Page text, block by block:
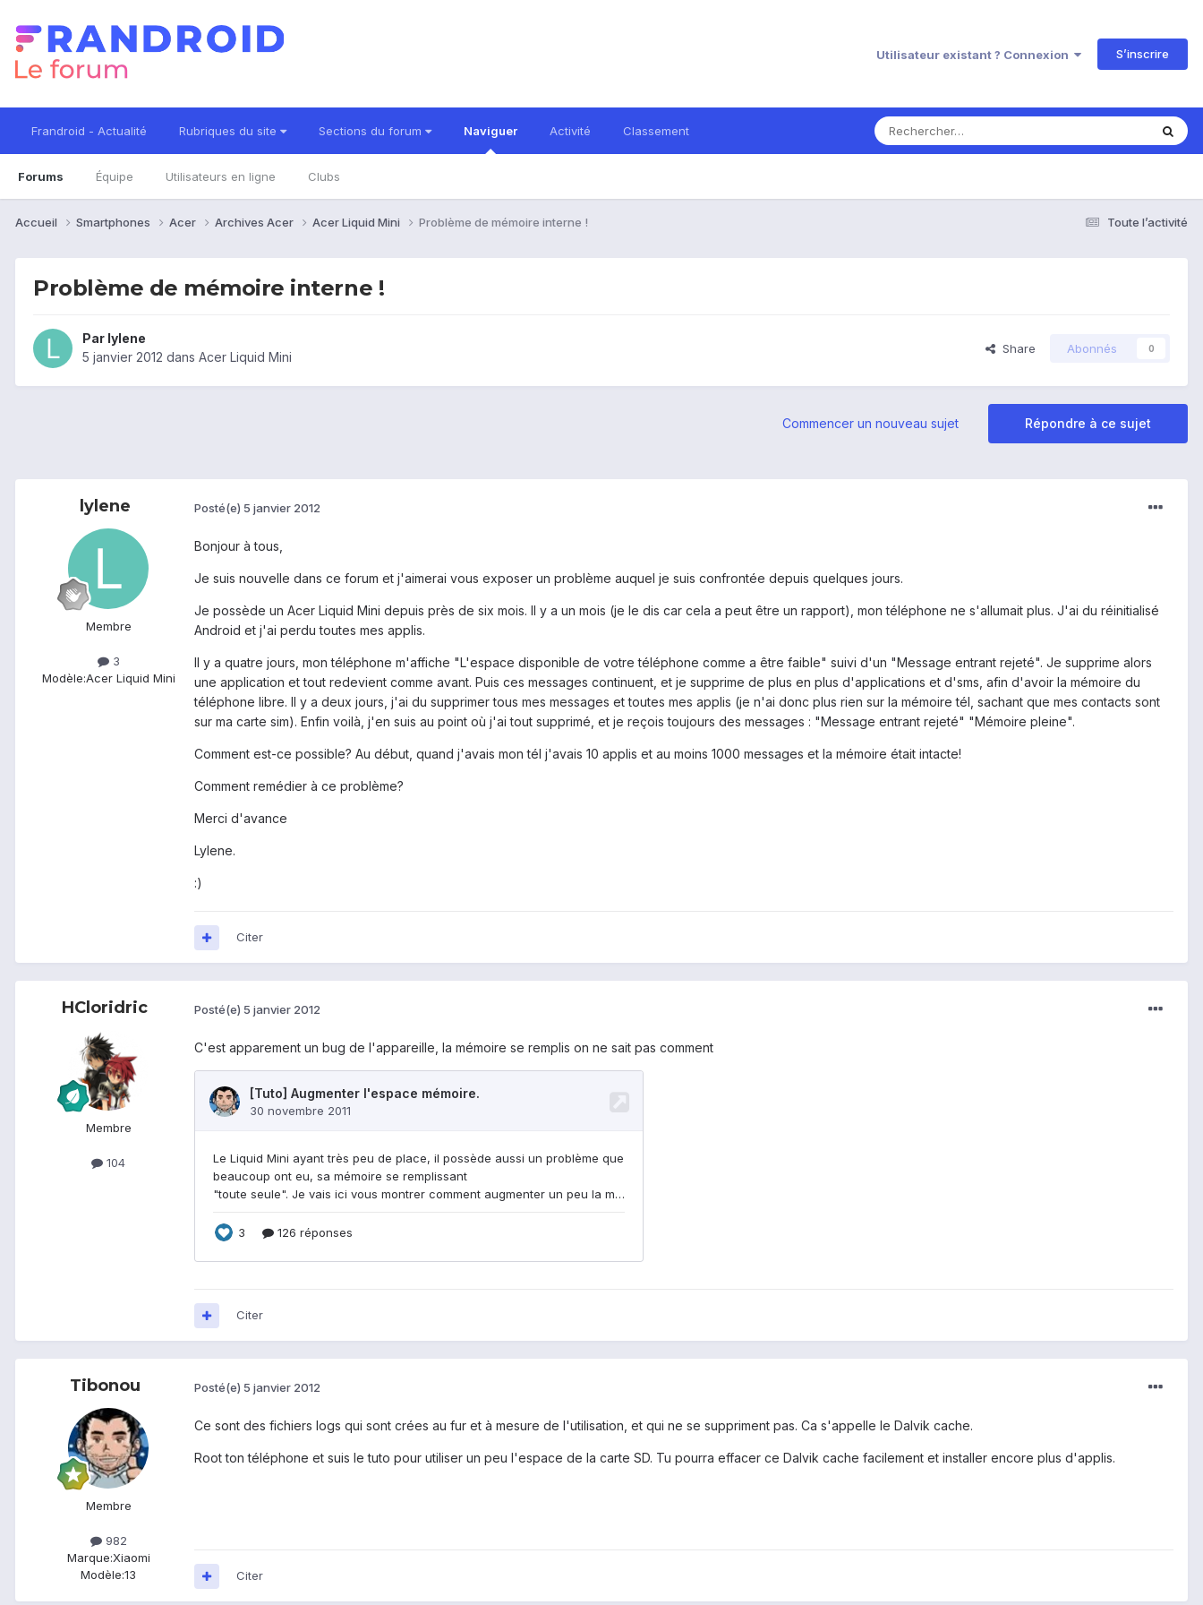
Utilisateur existant ? Connexion S’inscrire
Frandroid - Actualité Rubriques du site Sections du forum Naviguer
Forums Équipe Utilisateurs en ligne Clubs
Activité Classement
Toute l’activité
Accueil Smartphones Acer Archives Acer Acer Liquid Mini Problème de mémoire interne !
Problème de mémoire interne !
Par lylene
5 janvier 2012 dans Acer Liquid Mini
Share Abonnés 0
Répondre à ce sujet
Commencer un nouveau sujet
lylene
Membre
3
Modèle:Acer Liquid Mini
Posté(e) 5 janvier 2012
Bonjour à tous,
Je suis nouvelle dans ce forum et j'aimerai vous exposer un problème auquel je suis confrontée depuis quelques jours.
Je possède un Acer Liquid Mini depuis près de six mois. Il y a un mois (je le dis car cela a peut être un rapport), mon téléphone ne s'allumait plus. J'ai du réinitialisé
Android et j'ai perdu toutes mes applis.
Il y a quatre jours, mon téléphone m'affiche "L'espace disponible de votre téléphone comme a être faible" suivi d'un "Message entrant rejeté". Je supprime alors
une application et tout redevient comme avant. Puis ces messages continuent, et je supprime de plus en plus d'applications et d'sms, afin d'avoir la mémoire du
téléphone libre. Il y a deux jours, j'ai du supprimer tous mes messages et toutes mes applis (je n'ai donc plus rien sur la mémoire tél, sachant que mes contacts sont
sur ma carte sim). Enfin voilà, j'en suis au point où j'ai tout supprimé, et je reçois toujours des messages : "Message entrant rejeté" "Mémoire pleine".
Comment est-ce possible? Au début, quand j'avais mon tél j'avais 10 applis et au moins 1000 messages et la mémoire était intacte!
Comment remédier à ce problème?
Merci d'avance
Lylene.
:)
Citer
HCloridric
Membre
104
Posté(e) 5 janvier 2012
C'est apparement un bug de l'appareille, la mémoire se remplis on ne sait pas comment
Citer
Tibonou
Membre
982
Marque:Xiaomi
Modèle:13
Posté(e) 5 janvier 2012
Ce sont des fichiers logs qui sont crées au fur et à mesure de l'utilisation, et qui ne se suppriment pas. Ca s'appelle le Dalvik cache.
Root ton téléphone et suis le tuto pour utiliser un peu l'espace de la carte SD. Tu pourra effacer ce Dalvik cache facilement et installer encore plus d'applis.
Citer